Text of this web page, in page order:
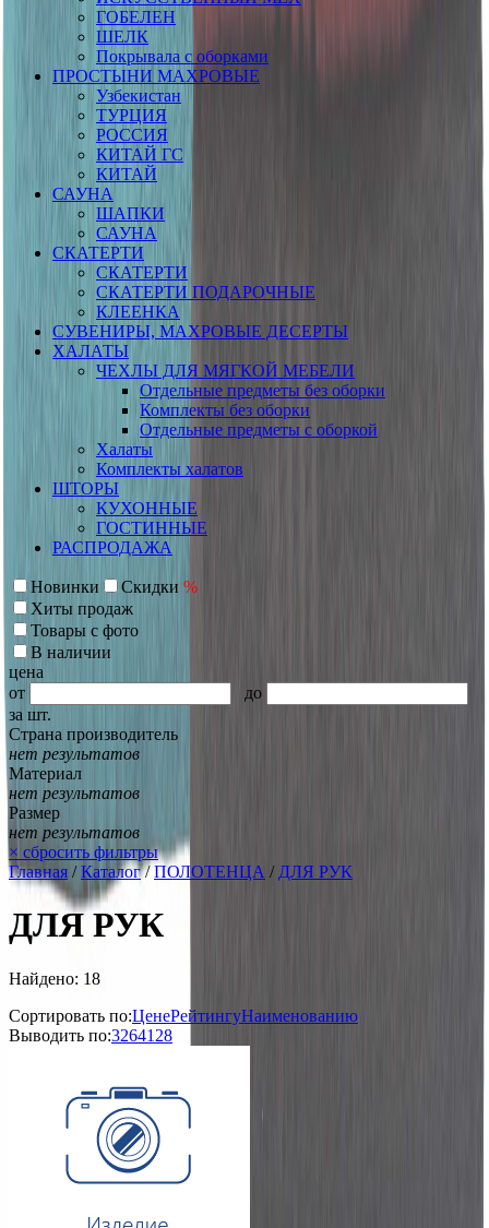
ГОБЕЛЕН
ШЕЛК
Покрывала с оборками
ПРОСТЫНИ МАХРОВЫЕ
Узбекистан
ТУРЦИЯ
РОССИЯ
КИТАЙ ГС
КИТАЙ
САУНА
ШАПКИ
САУНА
СКАТЕРТИ
СКАТЕРТИ
СКАТЕРТИ ПОДАРОЧНЫЕ
КЛЕЕНКА
СУВЕНИРЫ, МАХРОВЫЕ ДЕСЕРТЫ
ХАЛАТЫ
ЧЕХЛЫ ДЛЯ МЯГКОЙ МЕБЕЛИ
Отдельные предметы без оборки
Комплекты без оборки
Отдельные предметы с оборкой
Халаты
Комплекты халатов
ШТОРЫ
КУХОННЫЕ
ГОСТИННЫЕ
РАСПРОДАЖА
Новинки Скидки %
Хиты продаж
Товары с фото
В наличии
цена
от
до
за шт.
Страна производитель
нет результатов
Материал
нет результатов
Размер
нет результатов
× сбросить фильтры
Главная /Каталог/ПОЛОТЕНЦА / ДЛЯ РУК
ДЛЯ РУК
Найдено: 18
Сортировать по:ЦенеРейтингуНаименованию
Выводить по:3264128